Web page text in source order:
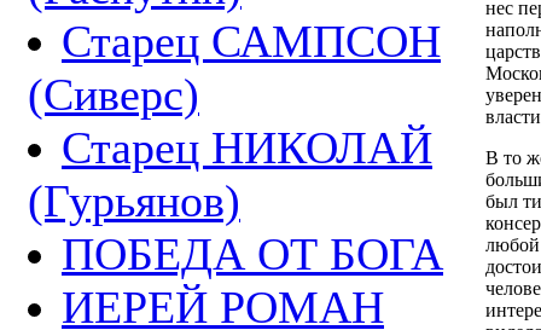
Старец САМПСОН
(Сиверс)
Старец НИКОЛАЙ
(Гурьянов)
ПОБЕДА ОТ БОГА
ИЕРЕЙ РОМАН
нес
В то
был
любой